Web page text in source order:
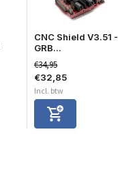
CNC Shield V3.51 -
GRB...
€34,95
€32,85
Incl. btw